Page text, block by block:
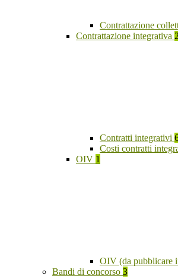
Contrattazione
Contrattazione integrativa
Contratti integrativi
Costi contratti
OIV 1
OIV (da pubblicare
Bandi di concorso 3